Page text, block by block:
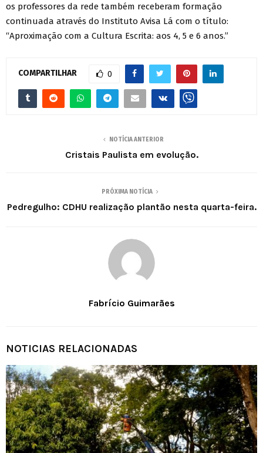
os professores da rede também receberam formação
continuada através do Instituto Avisa Lá com o título:
“Aproximação com a Cultura Escrita: aos 4, 5 e 6 anos.”
COMPARTILHAR 0
NOTÍCIA ANTERIOR
Cristais Paulista em evolução.
PRÓXIMA NOTÍCIA
Pedregulho: CDHU realização plantão nesta quarta-feira.
Fabrício Guimarães
NOTICIAS RELACIONADAS